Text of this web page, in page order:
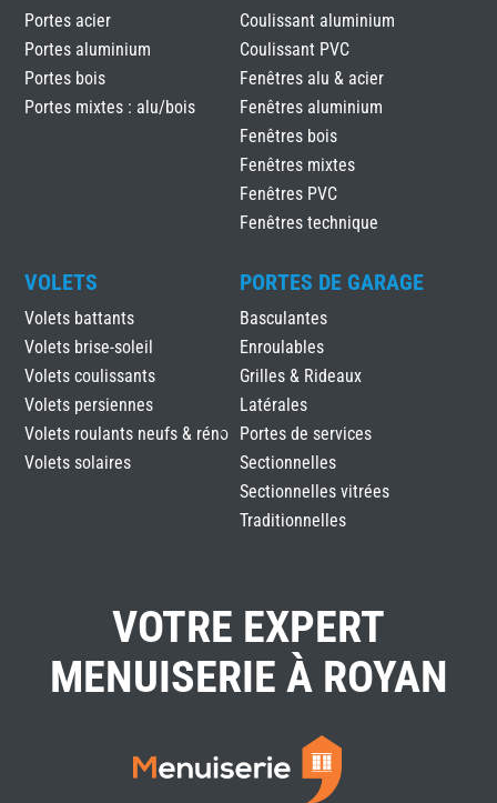
Portes acier
Portes aluminium
Portes bois
Portes mixtes : alu/bois
Coulissant aluminium
Coulissant PVC
Fenêtres alu & acier
Fenêtres aluminium
Fenêtres bois
Fenêtres mixtes
Fenêtres PVC
Fenêtres technique
VOLETS
Volets battants
Volets brise-soleil
Volets coulissants
Volets persiennes
Volets roulants neufs & réno
Volets solaires
PORTES DE GARAGE
Basculantes
Enroulables
Grilles & Rideaux
Latérales
Portes de services
Sectionnelles
Sectionnelles vitrées
Traditionnelles
VOTRE EXPERT
MENUISERIE À ROYAN